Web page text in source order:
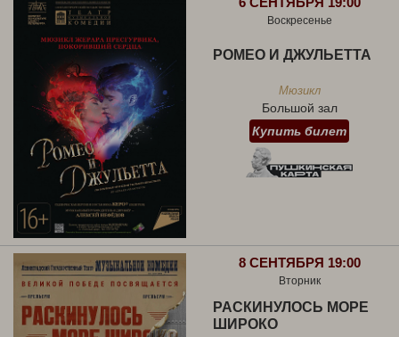
Воскресенье
РОМЕО И ДЖУЛЬЕТТА
Мюзикл
Большой зал
Купить билет
8 СЕНТЯБРЯ 19:00
Вторник
РАСКИНУЛОСЬ МОРЕ
ШИРОКО